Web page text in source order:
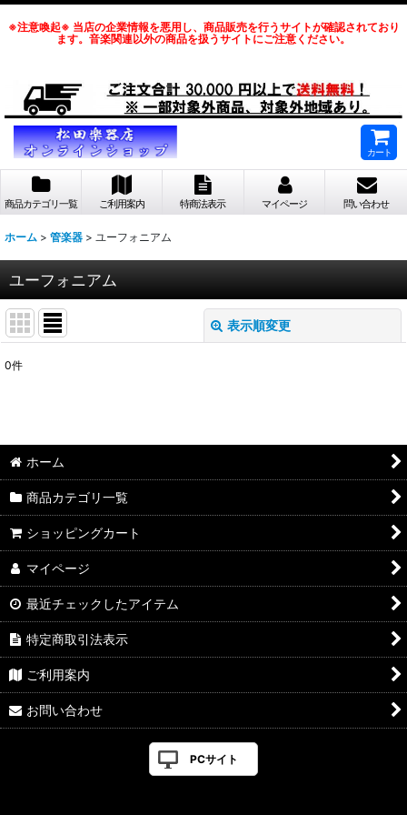
※注意喚起※ 当店の企業情報を悪用し、商品販売を行うサイトが確認されており
ます。音楽関連以外の商品を扱うサイトにご注意ください。
カート
商品カテゴリ一覧 ご利用案内 特商法表示 マイページ 問い合わせ
ホーム > 管楽器 > ユーフォニアム
ユーフォニアム
表示順変更
絞り込む
0件
ホーム
商品カテゴリ一覧
ショッピングカート
マイページ
最近チェックしたアイテム
特定商取引法表示
ご利用案内
お問い合わせ
PCサイト